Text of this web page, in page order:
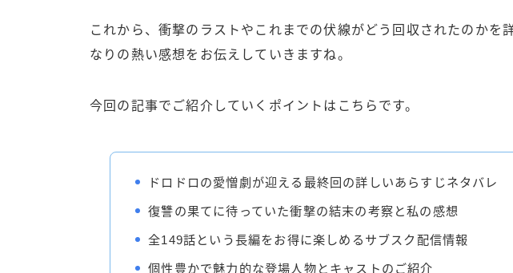
これから、衝撃のラストやこれまでの伏線がどう回収されたのかを
なりの熱い感想をお伝えしていきますね。
今回の記事でご紹介していくポイントはこちらです。
ドロドロの愛憎劇が迎える最終回の詳しいあらすじネタバレ
復讐の果てに待っていた衝撃の結末の考察と私の感想
全149話という長編をお得に楽しめるサブスク配信情報
個性豊かで魅力的な登場人物とキャストのご紹介